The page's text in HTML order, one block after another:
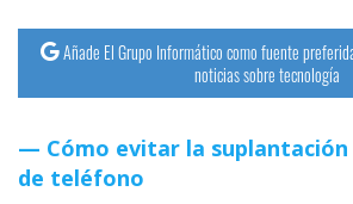
Trucos
Ciberseguridad
Añade El Grupo Informático como fuente
noticias sobre tecnología
Cómo evitar la
de teléfono